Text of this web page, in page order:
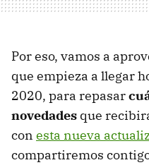
Por eso, vamos a
que empieza a llegar
2020, para repasar
novedades que
con esta nueva
compartiremos